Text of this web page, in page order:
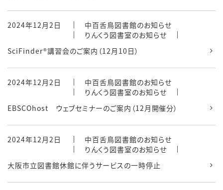
2024年12月2日
中百舌鳥図書館のお知らせ
りんくう図書室のお知らせ
SciFinder®講習会のご案内（12月10日）
2024年12月2日
中百舌鳥図書館のお知らせ
りんくう図書室のお知らせ
EBSCOhost ウェブセミナーのご案内（12月開催分）
2024年12月2日
中百舌鳥図書館のお知らせ
りんくう図書室のお知らせ
大阪市立図書館休館に伴うサービスの一時停止